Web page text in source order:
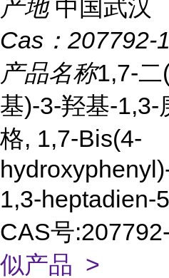
产地 中国武汉
Cas： 207792-
产品名称1,7-二
基)-3-羟基-1,3-
格, 1,7-Bis(4-
1,3-heptadien-
CAS号
似产品 >